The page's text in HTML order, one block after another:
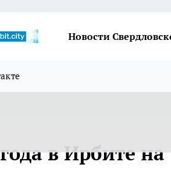
Новости
в Ирбите